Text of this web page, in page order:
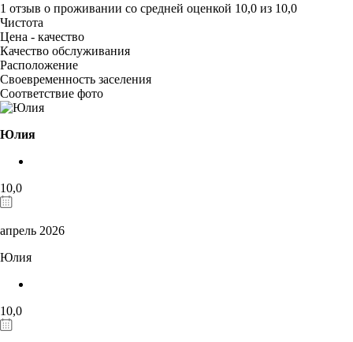
1 отзыв о проживании со средней оценкой 10,0 из 10,0
Чистота
Цена - качество
Качество обслуживания
Расположение
Своевременность заселения
Соответствие фото
Юлия
10,0
апрель 2026
Юлия
10,0